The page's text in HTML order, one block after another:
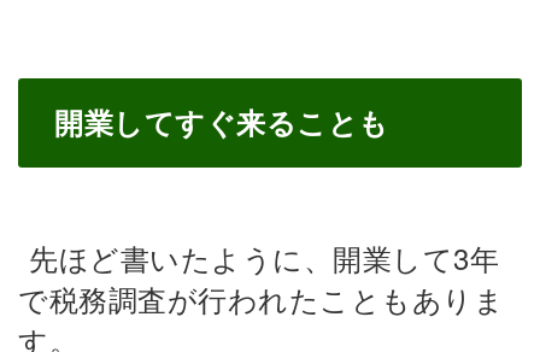
開業してすぐ来ることも
先ほど書いたように、開業して3年
で税務調査が行われたこともありま
す。